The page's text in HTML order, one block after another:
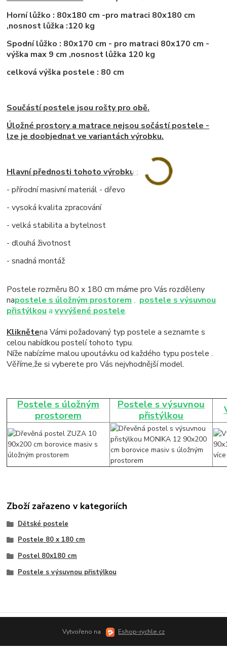
Horní lůžko : 80x180 cm -pro matraci 80x180 cm
,nosnost lůžka :120 kg
Spodní lůžko : 80x170 cm - pro matraci 80x170 cm -
výška max 9 cm ,nosnost lůžka 120 kg
celková výška postele : 80 cm
Součástí postele jsou rošty pro obě.
Úložné prostory a matrace nejsou sočástí postele -
lze je doobjednat ve variantách výrobku.
Hlavní přednosti tohoto výrobku :
- přírodní masivní materiál - dřevo
- vysoká kvalita zpracování
- velká stabilita a bytelnost
- dlouhá životnost
- snadná montáž
Postele rozměru 80 x 180 cm máme pro Vás rozděleny
napostele s úložným prostorem , postele s výsuvnou
přistýlkou avyvýšené postele.
Kliknětena Vámi požadovaný typ postele a seznamte s
celou nabídkou postelí tohoto typu.
Níže nabízíme malou upoutávku od každého typu postele .
Věříme,že si vyberete pro Vás nejvhodnější model.
Postele s úložným
prostorem
Postele s výsuvnou
přistýlkou
Zboží zařazeno v kategoriích
Dětské postele
Postele 80 x 180 cm
Postel 80x180 cm
Postele s výsuvnou přistýlkou
Vytvořeno na Eshop-rychle.cz